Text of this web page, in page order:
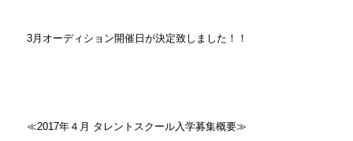
3月オーディション開催日が決定致しました！！
≪2017年４月 タレントスクール入学募集概要≫